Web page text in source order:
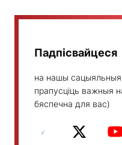
Падпісвайцеся
на нашы сацыяльныя
прапусціць важныя
бяспечна для вас)